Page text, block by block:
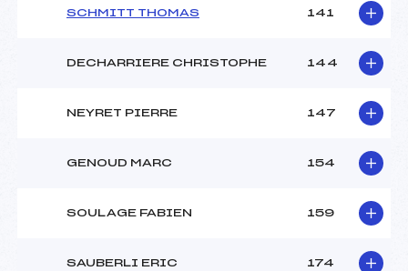
SCHMITT THOMAS 141
DECHARRIERE CHRISTOPHE 144
NEYRET PIERRE 147
GENOUD MARC 154
SOULAGE FABIEN 159
SAUBERLI ERIC 174